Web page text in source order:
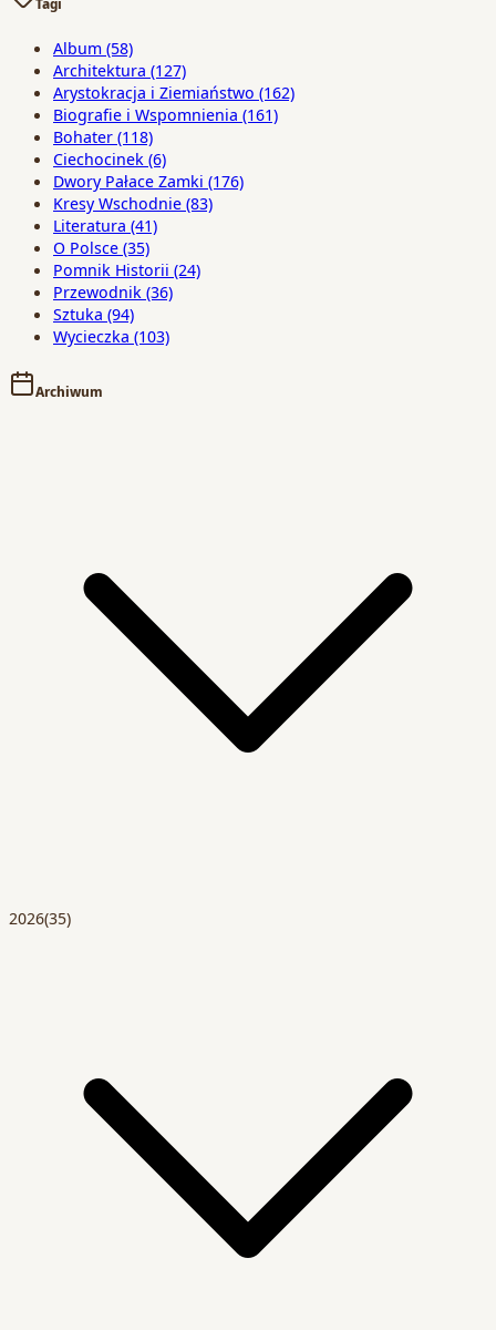
Tagi
Album (58)
Architektura (127)
Arystokracja i Ziemiaństwo (162)
Biografie i Wspomnienia (161)
Bohater (118)
Ciechocinek (6)
Dwory Pałace Zamki (176)
Kresy Wschodnie (83)
Literatura (41)
O Polsce (35)
Pomnik Historii (24)
Przewodnik (36)
Sztuka (94)
Wycieczka (103)
Archiwum
2026(35)